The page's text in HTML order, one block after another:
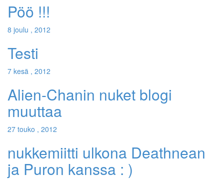
Pöö !!!
8 joulu , 2012
Testi
7 kesä , 2012
Alien-Chanin nuket blogi
muuttaa
27 touko , 2012
nukkemiitti ulkona Deathnean
ja Puron kanssa : )